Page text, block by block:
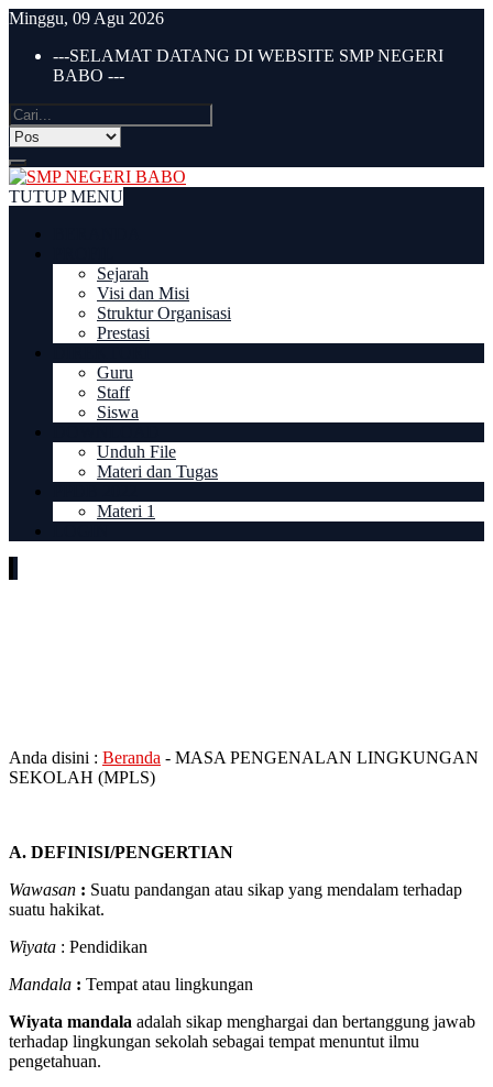
Minggu, 09 Agu 2026
---SELAMAT DATANG DI WEBSITE SMP NEGERI
BABO ---
TUTUP MENU
Sejarah
Visi dan Misi
Struktur Organisasi
Prestasi
Guru
Staff
Siswa
Unduh File
Materi dan Tugas
Materi 1
Anda disini : Beranda - MASA PENGENALAN LINGKUNGAN
SEKOLAH (MPLS)
A. DEFINISI/PENGERTIAN
Wawasan : Suatu pandangan atau sikap yang mendalam terhadap
suatu hakikat.
Wiyata : Pendidikan
Mandala : Tempat atau lingkungan
Wiyata mandala adalah sikap menghargai dan bertanggung jawab
terhadap lingkungan sekolah sebagai tempat menuntut ilmu
pengetahuan.